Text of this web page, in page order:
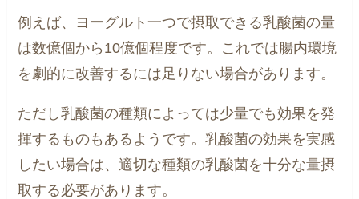
例えば、ヨーグルト一つで摂取できる乳酸菌の量
は数億個から10億個程度です。これでは腸内環境
を劇的に改善するには足りない場合があります。
ただし乳酸菌の種類によっては少量でも効果を発
揮するものもあるようです。乳酸菌の効果を実感
したい場合は、適切な種類の乳酸菌を十分な量摂
取する必要があります。